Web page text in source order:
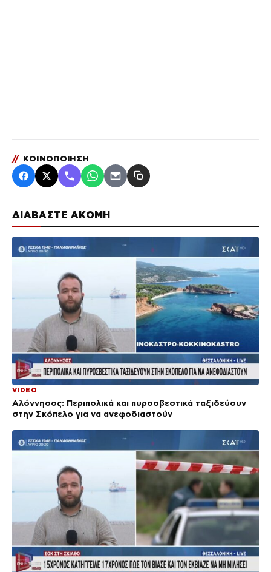
ΔΙΑΒΑΣΤΕ ΑΚΟΜΗ
VIDEO
Αλόννησος: Περιπολικά και πυροσβεστικά ταξιδεύουν
στην Σκόπελο για να ανεφοδιαστούν
// ΚΟΙΝΟΠΟΙΗΣΗ